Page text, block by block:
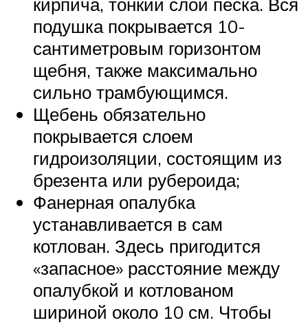
кирпича, тонкий слой песка. Вся
подушка покрывается 10-
сантиметровым горизонтом
щебня, также максимально
сильно трамбующимся.
Щебень обязательно
покрывается слоем
гидроизоляции, состоящим из
брезента или рубероида;
Фанерная опалубка
устанавливается в сам
котлован. Здесь пригодится
«запасное» расстояние между
опалубкой и котлованом
шириной около 10 см. Чтобы